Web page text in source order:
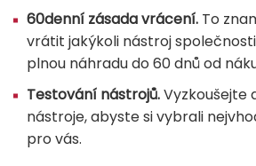
60denní zásada vrácení. To
vrátit jakýkoli nástroj
plnou náhradu do 60 dnů od
Testování nástrojů.Vyzkoušejte
nástroje, abyste si vybrali
pro vás.